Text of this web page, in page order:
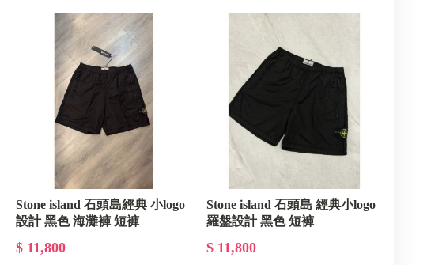
Stone island 石頭島經典 小logo
設計 黑色 海灘褲 短褲
$ 11,800
Stone island 石頭島 經典小logo
羅盤設計 黑色 短褲
$ 11,800